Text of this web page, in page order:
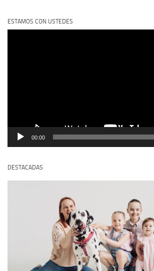
ESTAMOS CON USTEDES
00:00
DESTACADAS